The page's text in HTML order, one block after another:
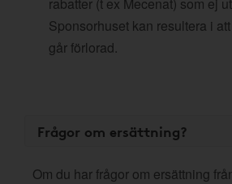
Sponsorhuset kan resultera i
går förlorad.
Frågor om ersättning?
Om du har frågor om ersättning